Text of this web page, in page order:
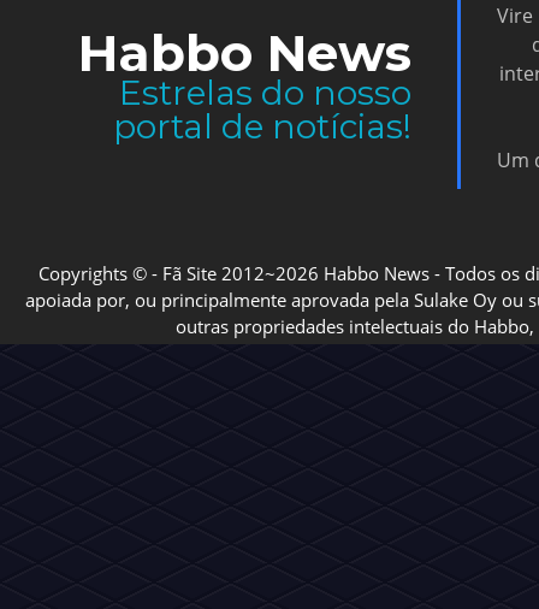
Habbo News
Estrelas do nosso
portal de notícias!
Vire
Um
Copyrights © - Fã Site 2012~2026 Habbo News - Todos os
apoiada por, ou principalmente aprovada pela Sulake Oy ou
outras propriedades intelectuais do